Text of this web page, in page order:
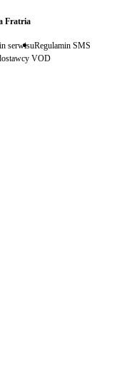
Fratria
serwisuRegulamin SMS
VOD